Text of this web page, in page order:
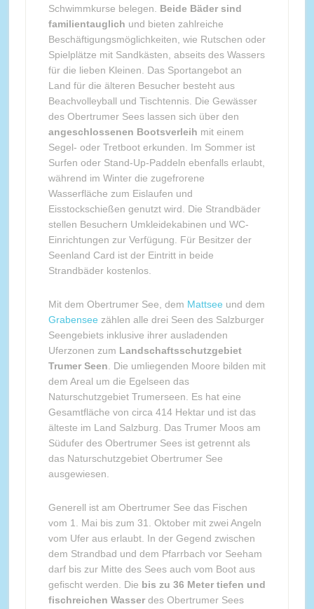
Schwimmkurse belegen. Beide Bäder sind
familientauglich und bieten zahlreiche
Beschäftigungsmöglichkeiten, wie Rutschen oder
Spielplätze mit Sandkästen, abseits des Wassers
für die lieben Kleinen. Das Sportangebot an
Land für die älteren Besucher besteht aus
Beachvolleyball und Tischtennis. Die Gewässer
des Obertrumer Sees lassen sich über den
angeschlossenen Bootsverleih mit einem
Segel- oder Tretboot erkunden. Im Sommer ist
Surfen oder Stand-Up-Paddeln ebenfalls erlaubt,
während im Winter die zugefrorene
Wasserfläche zum Eislaufen und
Eisstockschießen genutzt wird. Die Strandbäder
stellen Besuchern Umkleidekabinen und WC-
Einrichtungen zur Verfügung. Für Besitzer der
Seenland Card ist der Eintritt in beide
Strandbäder kostenlos.
Mit dem Obertrumer See, dem Mattsee und dem
Grabensee zählen alle drei Seen des Salzburger
Seengebiets inklusive ihrer ausladenden
Uferzonen zum Landschaftsschutzgebiet
Trumer Seen . Die umliegenden Moore bilden mit
dem Areal um die Egelseen das
Naturschutzgebiet Trumerseen. Es hat eine
Gesamtfläche von circa 414 Hektar und ist das
älteste im Land Salzburg. Das Trumer Moos am
Südufer des Obertrumer Sees ist getrennt als
das Naturschutzgebiet Obertrumer See
ausgewiesen.
Generell ist am Obertrumer See das Fischen
vom 1. Mai bis zum 31. Oktober mit zwei Angeln
vom Ufer aus erlaubt. In der Gegend zwischen
dem Strandbad und dem Pfarrbach vor Seeham
darf bis zur Mitte des Sees auch vom Boot aus
gefischt werden. Die bis zu 36 Meter tiefen und
fischreichen Wasserdes Obertrumer Sees